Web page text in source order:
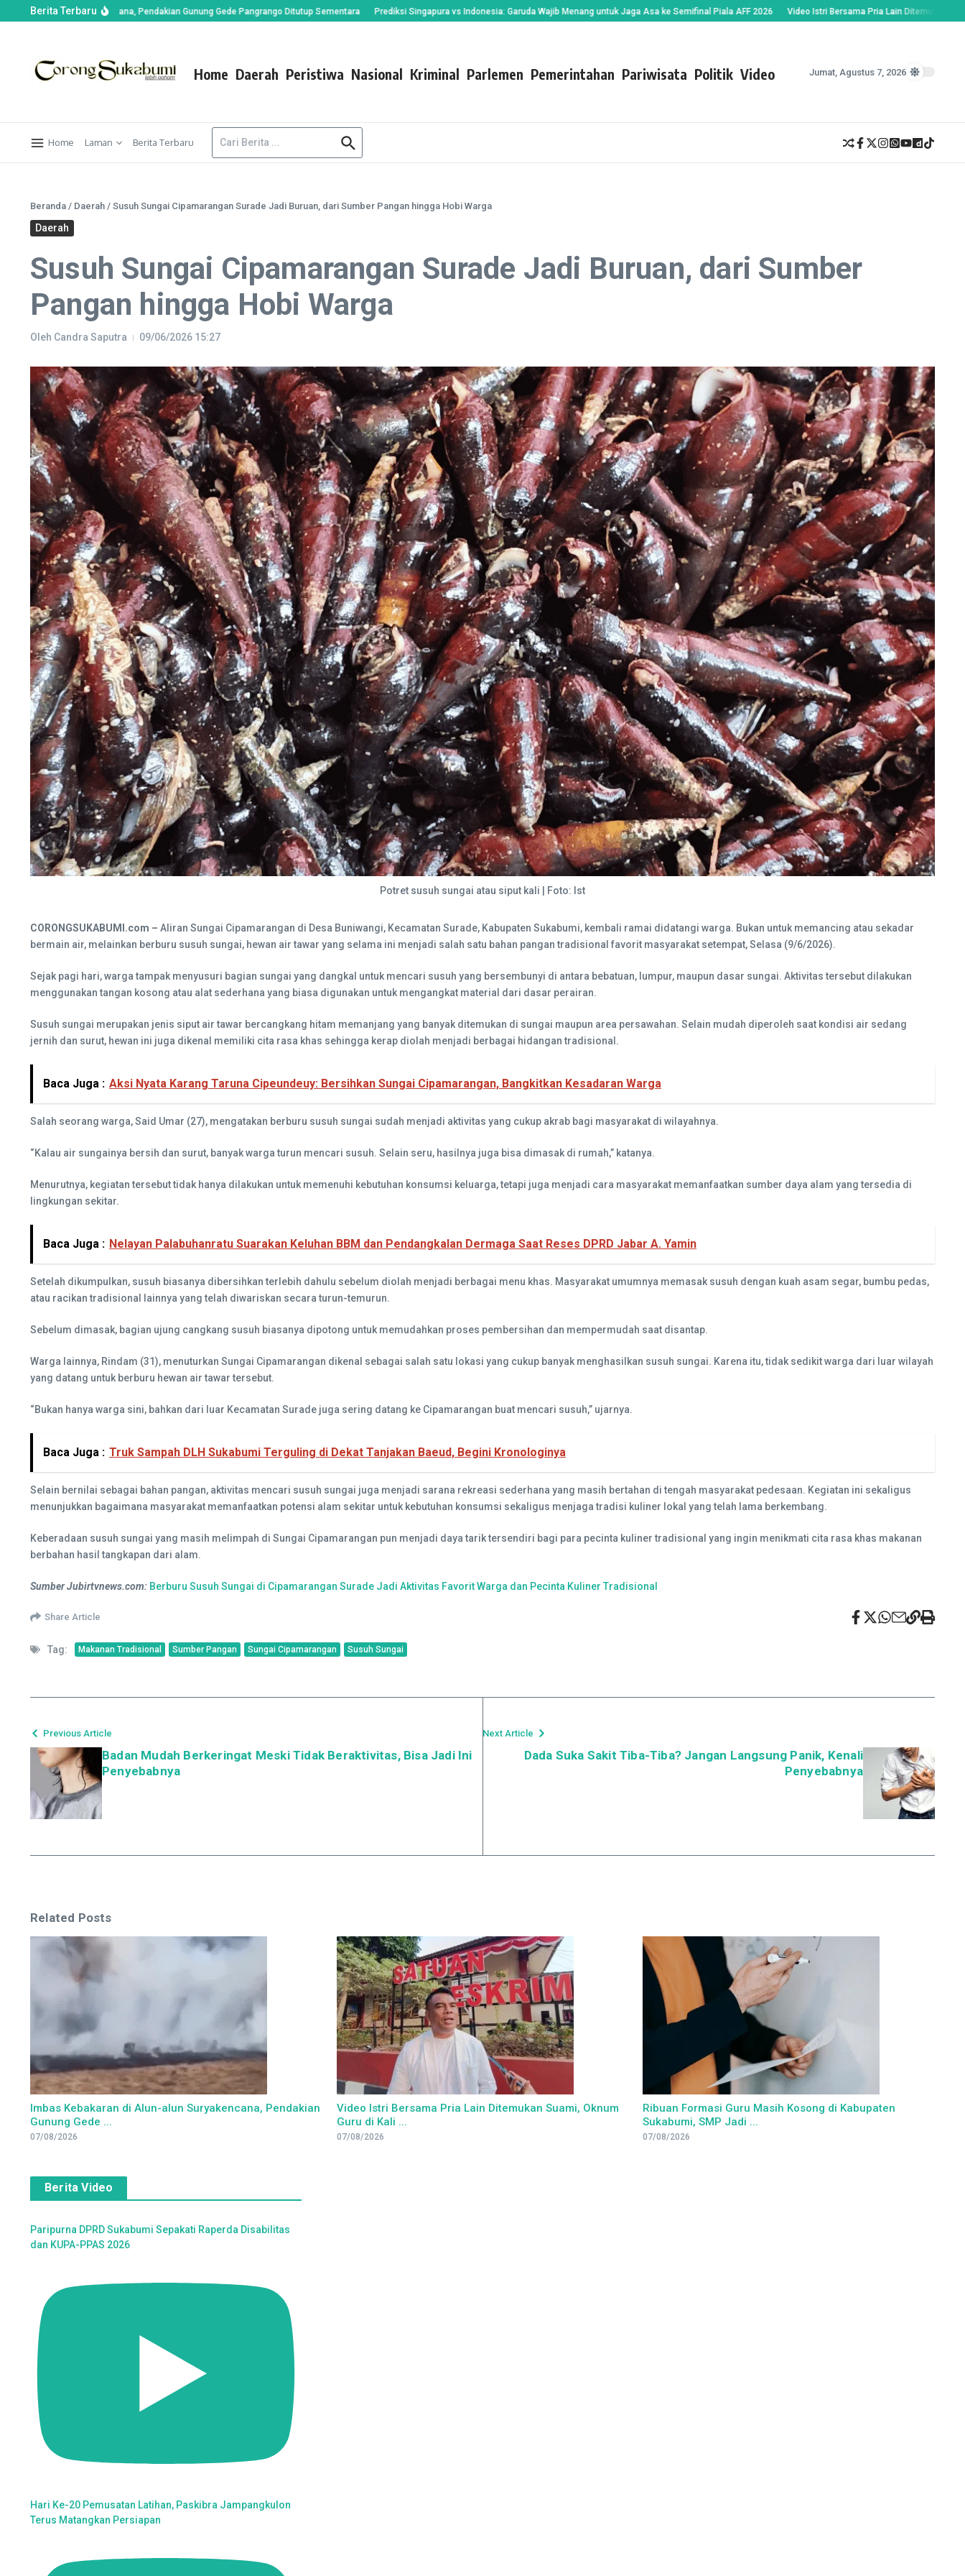
Berita Terbaru
alun Suryakencana, Pendakian Gunung Gede Pangrango Ditutup Sementara Prediksi Singapura vs Indonesia: Garuda Wajib Menang untuk Jaga Asa ke Semifinal Piala AFF 2026 Video Istri Bersama Pria Lain Ditemukan Suami,
Home Daerah Peristiwa Nasional Kriminal Parlemen Pemerintahan Pariwisata Politik Video Jumat, Agustus 7, 2026
Home Laman Berita Terbaru
Beranda / Daerah / Susuh Sungai Cipamarangan Surade Jadi Buruan, dari Sumber Pangan hingga Hobi Warga
Daerah
Susuh Sungai Cipamarangan Surade Jadi Buruan, dari Sumber
Pangan hingga Hobi Warga
Oleh Candra Saputra 09/06/2026 15:27
Potret susuh sungai atau siput kali | Foto: Ist
CORONGSUKABUMI.com – Aliran Sungai Cipamarangan di Desa Buniwangi, Kecamatan Surade, Kabupaten Sukabumi, kembali ramai didatangi warga. Bukan untuk memancing atau sekadar
bermain air, melainkan berburu susuh sungai, hewan air tawar yang selama ini menjadi salah satu bahan pangan tradisional favorit masyarakat setempat, Selasa (9/6/2026).
Sejak pagi hari, warga tampak menyusuri bagian sungai yang dangkal untuk mencari susuh yang bersembunyi di antara bebatuan, lumpur, maupun dasar sungai. Aktivitas tersebut dilakukan
menggunakan tangan kosong atau alat sederhana yang biasa digunakan untuk mengangkat material dari dasar perairan.
Susuh sungai merupakan jenis siput air tawar bercangkang hitam memanjang yang banyak ditemukan di sungai maupun area persawahan. Selain mudah diperoleh saat kondisi air sedang
jernih dan surut, hewan ini juga dikenal memiliki cita rasa khas sehingga kerap diolah menjadi berbagai hidangan tradisional.
Baca Juga : Aksi Nyata Karang Taruna Cipeundeuy: Bersihkan Sungai Cipamarangan, Bangkitkan Kesadaran Warga
Salah seorang warga, Said Umar (27), mengatakan berburu susuh sungai sudah menjadi aktivitas yang cukup akrab bagi masyarakat di wilayahnya.
“Kalau air sungainya bersih dan surut, banyak warga turun mencari susuh. Selain seru, hasilnya juga bisa dimasak di rumah,” katanya.
Menurutnya, kegiatan tersebut tidak hanya dilakukan untuk memenuhi kebutuhan konsumsi keluarga, tetapi juga menjadi cara masyarakat memanfaatkan sumber daya alam yang tersedia di
lingkungan sekitar.
Baca Juga : Nelayan Palabuhanratu Suarakan Keluhan BBM dan Pendangkalan Dermaga Saat Reses DPRD Jabar A. Yamin
Setelah dikumpulkan, susuh biasanya dibersihkan terlebih dahulu sebelum diolah menjadi berbagai menu khas. Masyarakat umumnya memasak susuh dengan kuah asam segar, bumbu pedas,
atau racikan tradisional lainnya yang telah diwariskan secara turun-temurun.
Sebelum dimasak, bagian ujung cangkang susuh biasanya dipotong untuk memudahkan proses pembersihan dan mempermudah saat disantap.
Warga lainnya, Rindam (31), menuturkan Sungai Cipamarangan dikenal sebagai salah satu lokasi yang cukup banyak menghasilkan susuh sungai. Karena itu, tidak sedikit warga dari luar wilayah
yang datang untuk berburu hewan air tawar tersebut.
“Bukan hanya warga sini, bahkan dari luar Kecamatan Surade juga sering datang ke Cipamarangan buat mencari susuh,” ujarnya.
Baca Juga : Truk Sampah DLH Sukabumi Terguling di Dekat Tanjakan Baeud, Begini Kronologinya
Selain bernilai sebagai bahan pangan, aktivitas mencari susuh sungai juga menjadi sarana rekreasi sederhana yang masih bertahan di tengah masyarakat pedesaan. Kegiatan ini sekaligus
menunjukkan bagaimana masyarakat memanfaatkan potensi alam sekitar untuk kebutuhan konsumsi sekaligus menjaga tradisi kuliner lokal yang telah lama berkembang.
Keberadaan susuh sungai yang masih melimpah di Sungai Cipamarangan pun menjadi daya tarik tersendiri bagi para pecinta kuliner tradisional yang ingin menikmati cita rasa khas makanan
berbahan hasil tangkapan dari alam.
Sumber Jubirtvnews.com: Berburu Susuh Sungai di Cipamarangan Surade Jadi Aktivitas Favorit Warga dan Pecinta Kuliner Tradisional
Share Article
Tag: Makanan Tradisional Sumber Pangan Sungai Cipamarangan Susuh Sungai
Previous Article
Badan Mudah Berkeringat Meski Tidak Beraktivitas, Bisa Jadi Ini
Penyebabnya
Next Article
Dada Suka Sakit Tiba-Tiba? Jangan Langsung Panik, Kenali
Penyebabnya
Related Posts
Imbas Kebakaran di Alun-alun Suryakencana, Pendakian
Gunung Gede ...
07/08/2026
Video Istri Bersama Pria Lain Ditemukan Suami, Oknum
Guru di Kali ...
07/08/2026
Ribuan Formasi Guru Masih Kosong di Kabupaten
Sukabumi, SMP Jadi ...
07/08/2026
Berita Video
Paripurna DPRD Sukabumi Sepakati Raperda Disabilitas
dan KUPA-PPAS 2026
Hari Ke-20 Pemusatan Latihan, Paskibra Jampangkulon
Terus Matangkan Persiapan